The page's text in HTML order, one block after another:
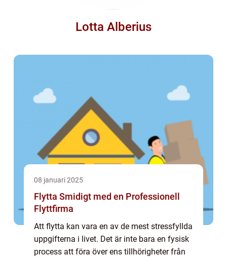
Lotta Alberius
08 januari 2025
Flytta Smidigt med en Professionell
Flyttfirma
Att flytta kan vara en av de mest stressfyllda
uppgifterna i livet. Det är inte bara en fysisk
process att föra över ens tillhörigheter från